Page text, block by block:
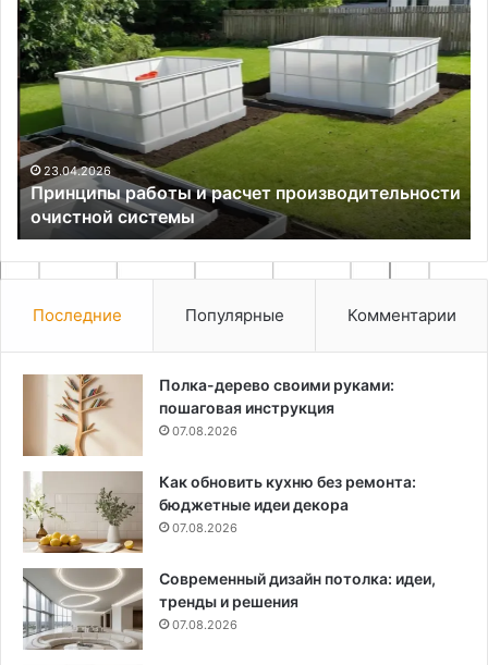
Принципы
работы
и
расчет
производительности
очистной
системы
23.04.2026
Принципы работы и расчет производительности
очистной системы
Последние Популярные Комментарии
Полка-дерево своими руками:
пошаговая инструкция
07.08.2026
Как обновить кухню без ремонта:
бюджетные идеи декора
07.08.2026
Современный дизайн потолка: идеи,
тренды и решения
07.08.2026